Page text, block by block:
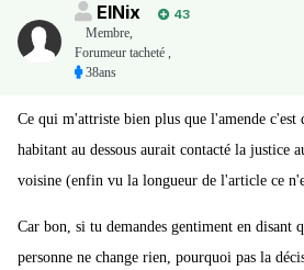
ElNix
43
Membre,
Forumeur tacheté ,
38ans
Ce qui m'attriste bien plus que l'amende c'est
habitant au dessous aurait contacté la justice
voisine (enfin vu la longueur de l'article ce
Car bon, si tu demandes gentiment en disant
personne ne change rien, pourquoi pas la